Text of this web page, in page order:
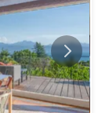
Ein
und
wird:
mit Essecke